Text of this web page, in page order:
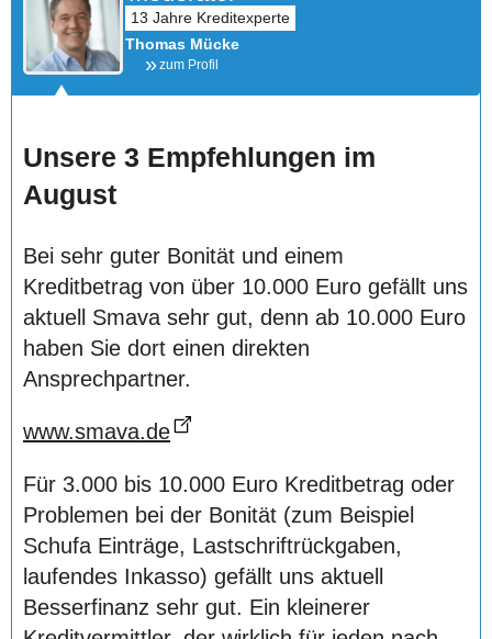
Thomas Mücke
zum Profil
Unsere 3 Empfehlungen im
August
Bei sehr guter Bonität und einem
Kreditbetrag von über 10.000 Euro gefällt uns
aktuell Smava sehr gut, denn ab 10.000 Euro
haben Sie dort einen direkten
Ansprechpartner.
www.smava.de
Für 3.000 bis 10.000 Euro Kreditbetrag oder
Problemen bei der Bonität (zum Beispiel
Schufa Einträge, Lastschriftrückgaben,
laufendes Inkasso) gefällt uns aktuell
Besserfinanz sehr gut. Ein kleinerer